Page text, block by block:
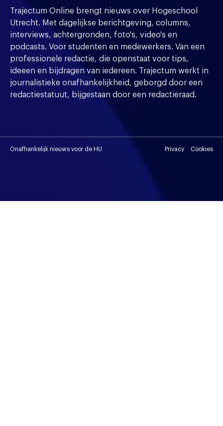
Trajectum Online brengt nieuws over Hogeschool
Utrecht. Met dagelijkse berichtgeving, columns,
interviews, achtergronden, foto's, video's en
podcasts. Voor studenten en medewerkers. Van een
professionele redactie, die openstaat voor tips,
ideeen en bijdragen van iedereen. Trajectum werkt in
journalistieke onafhankelijkheid, geborgd door een
redactiestatuut, bijgestaan door een redactieraad.
Onafhankelijk nieuws voor de HU Privacy Cookies